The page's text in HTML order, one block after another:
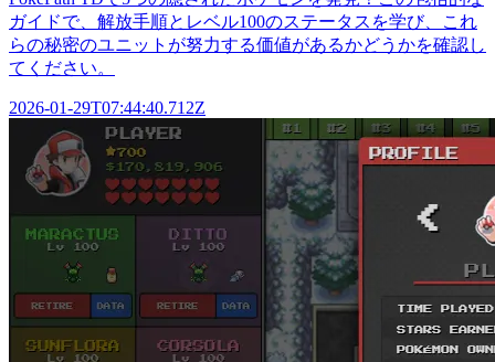
ガイドで、解放手順とレベル100のステータスを学び、これ
らの秘密のユニットが努力する価値があるかどうかを確認し
てください。
2026-01-29T07:44:40.712Z